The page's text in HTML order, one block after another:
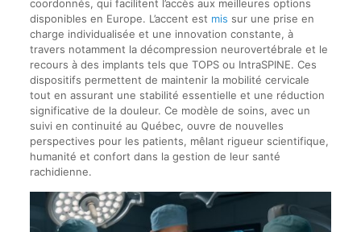
coordonnés, qui facilitent l’accès aux meilleures options
disponibles en Europe. L’accent est mis sur une prise en
charge individualisée et une innovation constante, à
travers notamment la décompression neurovertébrale et le
recours à des implants tels que TOPS ou IntraSPINE. Ces
dispositifs permettent de maintenir la mobilité cervicale
tout en assurant une stabilité essentielle et une réduction
significative de la douleur. Ce modèle de soins, avec un
suivi en continuité au Québec, ouvre de nouvelles
perspectives pour les patients, mêlant rigueur scientifique,
humanité et confort dans la gestion de leur santé
rachidienne.